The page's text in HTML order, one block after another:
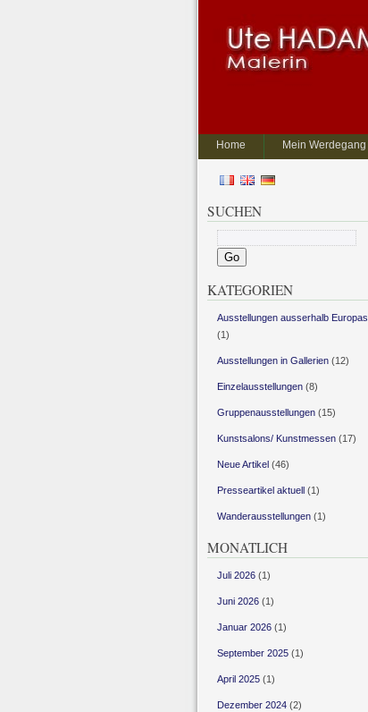
Home Mein Werdegang
SUCHEN
KATEGORIEN
Ausstellungen ausserhalb Europas
(1)
Ausstellungen in Gallerien(12)
Einzelausstellungen(8)
Gruppenausstellungen(15)
Kunstsalons/ Kunstmessen(17)
Neue Artikel(46)
Presseartikel aktuell(1)
Wanderausstellungen(1)
MONATLICH
Juli 2026(1)
Juni 2026(1)
Januar 2026(1)
September 2025(1)
April 2025(1)
Dezember 2024(2)